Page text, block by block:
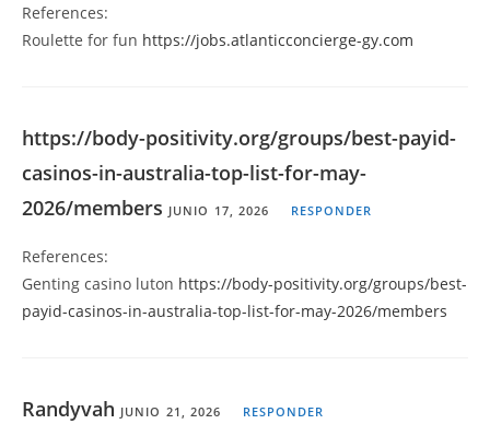
References:
Roulette for fun https://jobs.atlanticconcierge-gy.com
https://body-positivity.org/groups/best-payid-
casinos-in-australia-top-list-for-may-
2026/members JUNIO 17, 2026 RESPONDER
References:
Genting casino luton https://body-positivity.org/groups/best-
payid-casinos-in-australia-top-list-for-may-2026/members
Randyvah JUNIO 21, 2026 RESPONDER